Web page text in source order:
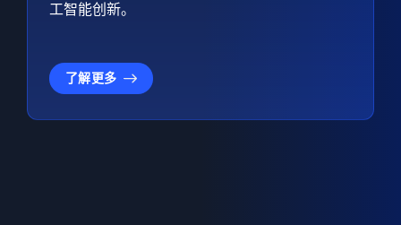
工智能创新。
了解更多